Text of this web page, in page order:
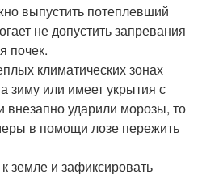
выпустить потеплевший
не допустить запревания
почек.
климатических зонах
зиму или имеет укрытия с
внезапно ударили морозы, то
в помощи лозе пережить
земле и зафиксировать